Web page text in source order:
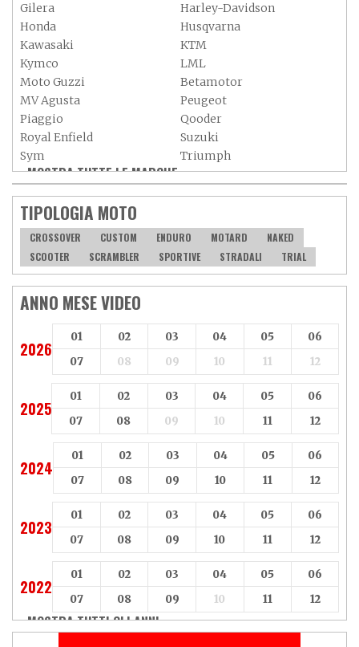
Gilera
Harley-Davidson
Honda
Husqvarna
Kawasaki
KTM
Kymco
LML
Moto Guzzi
Betamotor
MV Agusta
Peugeot
Piaggio
Qooder
Royal Enfield
Suzuki
Sym
Triumph
Vespa
Yamaha
Adiva
Adly
Aeon
Axy
Baotian
MOSTRA TUTTE LE MARCHE »
TIPOLOGIA MOTO
CROSSOVER CUSTOM ENDURO MOTARD
NAKED
SCOOTER
SCRAMBLER SPORTIVE STRADALI TRIAL
ANNO MESE VIDEO
2026
01 02 03 04 05
06
07
08 09 10 11 12
2025
01 02 03 04 05
06
07
08 09 10 11 12
2024
01 02 03 04 05
06
07
08 09 10 11 12
2023
01 02 03 04 05
06
07
08 09 10 11 12
2022
01 02 03 04 05
06
07
08 09 10 11 12
MOSTRA TUTTI GLI ANNI »